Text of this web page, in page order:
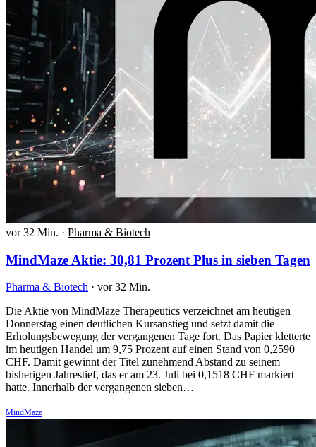
vor 32 Min. · Pharma & Biotech
MindMaze Aktie: 30,81 Prozent Plus in sieben Tagen
Pharma & Biotech · vor 32 Min.
Die Aktie von MindMaze Therapeutics verzeichnet am heutigen
Donnerstag einen deutlichen Kursanstieg und setzt damit die
Erholungsbewegung der vergangenen Tage fort. Das Papier kletterte
im heutigen Handel um 9,75 Prozent auf einen Stand von 0,2590
CHF. Damit gewinnt der Titel zunehmend Abstand zu seinem
bisherigen Jahrestief, das er am 23. Juli bei 0,1518 CHF markiert
hatte. Innerhalb der vergangenen sieben…
MindMaze